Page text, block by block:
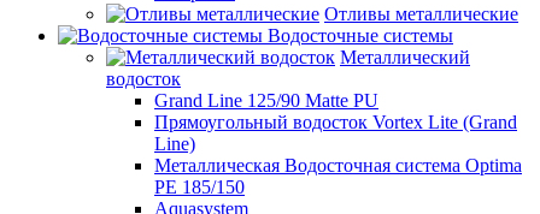
Отливы металлические
Водосточные системы
Металлический
водосток
Grand Line 125/90 Matte PU
Прямоугольный водосток Vortex Lite (Grand
Line)
Металлическая Водосточная система Optima
PE 185/150
Aquasystem